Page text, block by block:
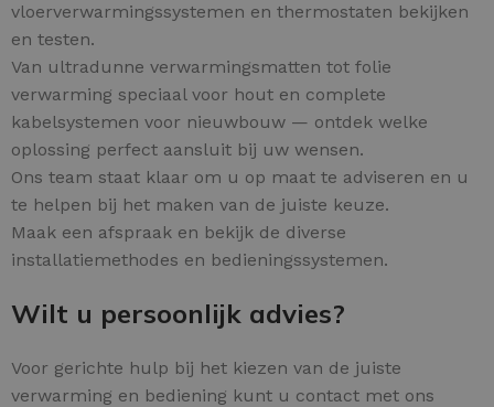
vloerverwarmingssystemen en thermostaten bekijken
en testen.
Van ultradunne verwarmingsmatten tot folie
verwarming speciaal voor hout en complete
kabelsystemen voor nieuwbouw — ontdek welke
oplossing perfect aansluit bij uw wensen.
Ons team staat klaar om u op maat te adviseren en u
te helpen bij het maken van de juiste keuze.
Maak een afspraak en bekijk de diverse
installatiemethodes en bedieningssystemen.
Wilt u persoonlijk advies?
Voor gerichte hulp bij het kiezen van de juiste
verwarming en bediening kunt u contact met ons